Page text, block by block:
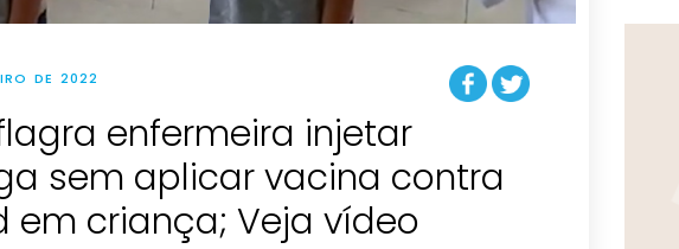
DE 2022
enfermeira injetar
sem aplicar vacina contra
em criança; Veja vídeo